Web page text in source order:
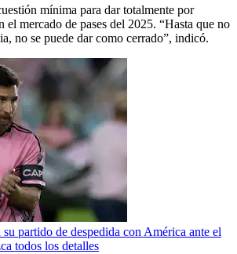
mínima para dar totalmente por
el mercado de pases del 2025. “Hasta que no
no se puede dar como cerrado”, indicó.
partido de despedida con América ante el
todos los detalles